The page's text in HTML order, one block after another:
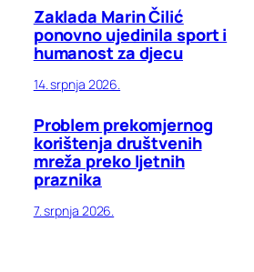
Zaklada Marin Čilić
ponovno ujedinila sport i
humanost za djecu
14. srpnja 2026.
Problem prekomjernog
korištenja društvenih
mreža preko ljetnih
praznika
7. srpnja 2026.